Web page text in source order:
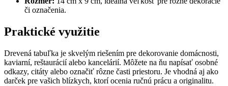
či označenia.
Praktické využitie
Drevená tabuľka je skvelým riešením pre dekorovanie domácnosti,
kaviarní, reštaurácií alebo kancelárií. Môžete na ňu napísať osobné
odkazy, citáty alebo označiť rôzne časti priestoru. Je vhodná aj ako
darček pre vašich blízkych, ktorí ocenia ručnú prácu a originalitu.